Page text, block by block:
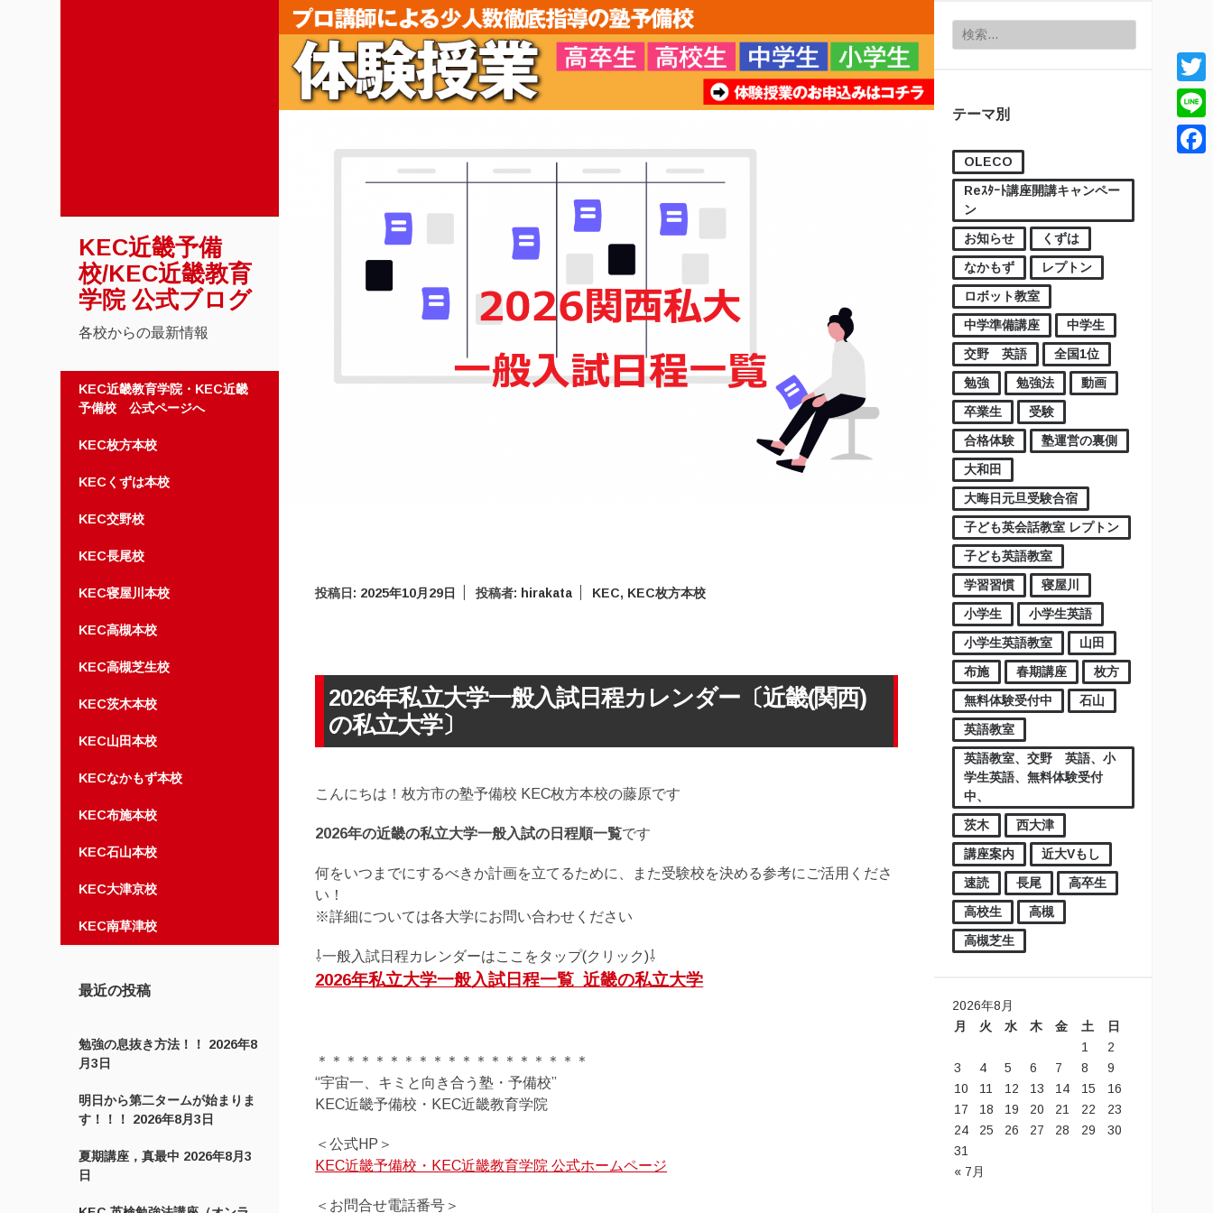
KEC近畿予備
校/KEC近畿教育
学院 公式ブログ
各校からの最新情報
コンテンツへスキップ
KEC近畿教育学院・KEC近畿
予備校 公式ページへ
KEC枚方本校
KECくずは本校
KEC交野校
KEC長尾校
KEC寝屋川本校
KEC高槻本校
KEC高槻芝生校
KEC茨木本校
KEC山田本校
KECなかもず本校
KEC布施本校
KEC石山本校
KEC大津京校
KEC南草津校
最近の投稿
勉強の息抜き方法！！
2026年8
月3日
明日から第二タームが始まりま
す！！！
2026年8月3日
夏期講座，真最中 2026年8月3
日
検索:
テーマ別
OLECO
Reｽﾀｰﾄ講座開講キャンペー
ン
お知らせ
くずは
なかもず
レプトン
ロボット教室
中学準備講座
中学生
交野 英語
全国1位
勉強
勉強法
動画
卒業生
受験
合格体験
塾運営の裏側
大和田
大晦日元旦受験合宿
子ども英会話教室 レプトン
子ども英語教室
学習習慣
寝屋川
小学生
小学生英語
小学生英語教室
山田
布施
春期講座
枚方
無料体験受付中
石山
英語教室
英語教室、交野 英語、小
学生英語、無料体験受付
中、
茨木
西大津
講座案内
近大Vもし
速読
長尾
高卒生
高校生
高槻
高槻芝生
2026年8月
月
火 水 木 金 土 日
« 7月
1
2
3
4 5 6 7 8
9
10
11 12 13 14 15
16
17
18 19 20 21 22
23
24
25 26 27 28 29
30
31
投稿日: 2025年10月29日 投稿者: hirakata KEC, KEC枚方本校
2026年私立大学一般入試日程カレンダー〔近畿(関西)
の私立大学〕
こんにちは！枚方市の塾予備校 KEC枚方本校の藤原です
2026年の近畿の私立大学一般入試の日程順一覧です
何をいつまでにするべきか計画を立てるために、また受験校を決める参考にご活用くださ
い！
※詳細については各大学にお問い合わせください
⇩一般入試日程カレンダーはここをタップ(クリック)⇩
2026年私立大学一般入試日程一覧_近畿の私立大学
＊＊＊＊＊＊＊＊＊＊＊＊＊＊＊＊＊＊＊
“宇宙一、キミと向き合う塾・予備校”
KEC近畿予備校・KEC近畿教育学院
＜公式HP＞
KEC近畿予備校・KEC近畿教育学院 公式ホームページ
＜お問合せ電話番号＞
Line